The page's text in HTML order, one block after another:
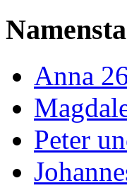
Anna
Peter